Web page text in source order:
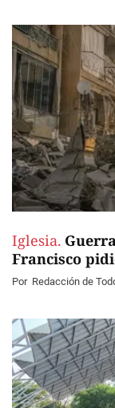
Iglesia.
Francisco
Por Redacción de